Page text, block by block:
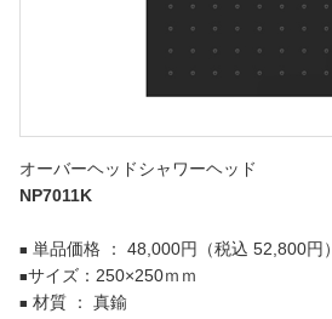
オーバーヘッドシャワーヘッド
NP7011K
■ 単品価格 ： 48,000円（税込 52,800円）
■サイズ：250×250ｍｍ
■ 材質 ： 真鍮